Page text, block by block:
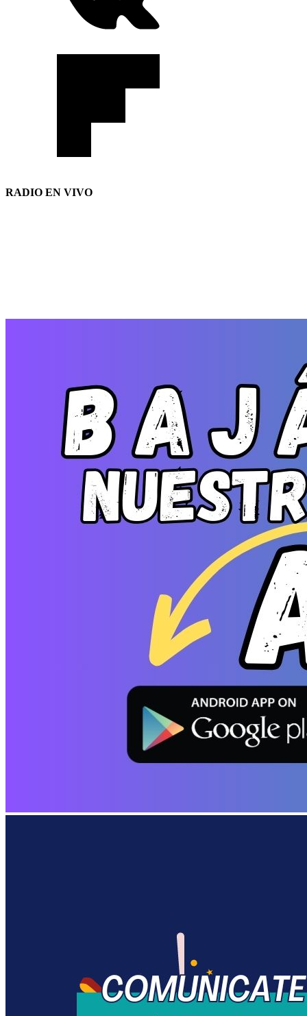
RADIO EN VIVO